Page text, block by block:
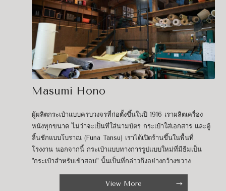
Masumi Hono
ผู้ผลิตกระเป๋าแบบครบวงจรที่ก่อตั้งขึ้นในปี 1916 เราผลิตเครื่อง
หนังทุกขนาด ไม่ว่าจะเป็นที่ใส่นามบัตร กระเป๋าใส่เอกสาร และตู้
ลิ้นชักแบบโบราณ​ (Funa Tansu) เราได้เปิดร้านขึ้นในพื้นที่
โรงงาน นอกจากนี้ กระเป๋าแบบทางการรูปแบบใหม่ที่มีธีมเป็น
"กระเป๋าสำหรับเข้าสอบ" นั้นเป็นที่กล่าวถึงอย่างกว้างขวาง
View More